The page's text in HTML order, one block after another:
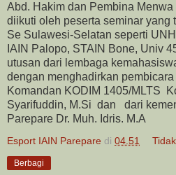
Abd. Hakim dan Pembina
diikuti oleh peserta seminar yang
Se Sulawesi-Selatan seperti
IAIN Palopo, STAIN Bone, Univ
utusan dari lembaga
dengan menghadirkan
Komandan KODIM 1405/MLTS
Syarifuddin, M.Si dan dari
Parepare Dr. Muh. Idris. M.A
Esport IAIN Parepare di 04.51
Berbagi